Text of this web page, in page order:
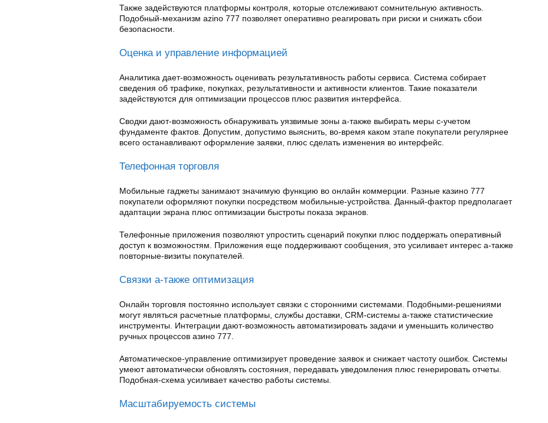
Также задействуются платформы контроля, которые отслеживают сомнительную активность.
Подобный-механизм azino 777 позволяет оперативно реагировать при риски и снижать сбои
безопасности.
Оценка и управление информацией
Аналитика дает-возможность оценивать результативность работы сервиса. Система собирает
сведения об трафике, покупках, результативности и активности клиентов. Такие показатели
задействуются для оптимизации процессов плюс развития интерфейса.
Сводки дают-возможность обнаруживать уязвимые зоны а-также выбирать меры с-учетом
фундаменте фактов. Допустим, допустимо выяснить, во-время каком этапе покупатели регулярнее
всего останавливают оформление заявки, плюс сделать изменения во интерфейс.
Телефонная торговля
Мобильные гаджеты занимают значимую функцию во онлайн коммерции. Разные казино 777
покупатели оформляют покупки посредством мобильные-устройства. Данный-фактор предполагает
адаптации экрана плюс оптимизации быстроты показа экранов.
Телефонные приложения позволяют упростить сценарий покупки плюс поддержать оперативный
доступ к возможностям. Приложения еще поддерживают сообщения, это усиливает интерес а-также
повторные-визиты покупателей.
Связки а-также оптимизация
Онлайн торговля постоянно использует связки с сторонними системами. Подобными-решениями
могут являться расчетные платформы, службы доставки, CRM-системы а-также статистические
инструменты. Интеграции дают-возможность автоматизировать задачи и уменьшить количество
ручных процессов азино 777.
Автоматическое-управление оптимизирует проведение заявок и снижает частоту ошибок. Системы
умеют автоматически обновлять состояния, передавать уведомления плюс генерировать отчеты.
Подобная-схема усиливает качество работы системы.
Масштабируемость системы